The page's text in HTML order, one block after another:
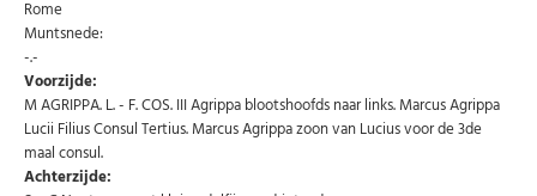
Schrijf u in voor onze gratis nieuwsbrief en ontvang
wekelijks een overzicht van de nieuwste munten en
Rome
Muntsnede:
-.-
Voorzijde:
M AGRIPPA. L. - F. COS. III Agrippa blootshoofds naar links. Marcus Agrippa
Lucii Filius Consul Tertius. Marcus Agrippa zoon van Lucius voor de 3de
maal consul.
Achterzijde: